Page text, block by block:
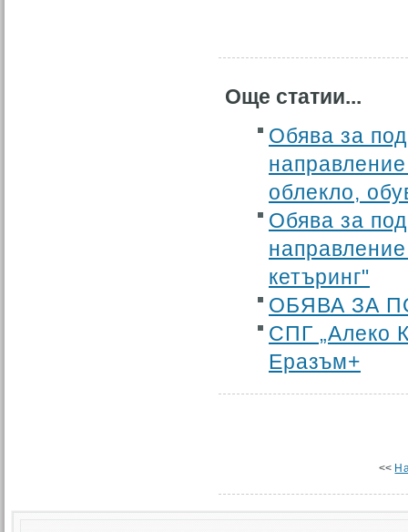
Още статии...
Обява за
облекло,
Обява за
кетъринг"
ОБЯВА ЗА
СПГ „Алеко
Еразъм+
<<